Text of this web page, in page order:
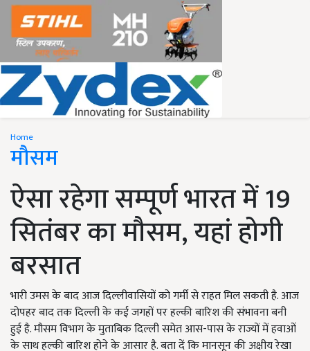
Home
मौसम
ऐसा रहेगा सम्पूर्ण भारत में 19
सितंबर का मौसम, यहां होगी
बरसात
भारी उमस के बाद आज दिल्लीवासियों को गर्मी से राहत मिल सकती है. आज
दोपहर बाद तक दिल्ली के कई जगहों पर हल्की बारिश की संभावना बनी
हुई है. मौसम विभाग के मुताबिक दिल्ली समेत आस-पास के राज्यों में हवाओं
के साथ हल्की बारिश होने के आसार है. बता दें कि मानसून की अक्षीय रेखा